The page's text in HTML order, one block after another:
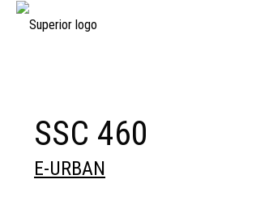
SSC 460
E-URBAN